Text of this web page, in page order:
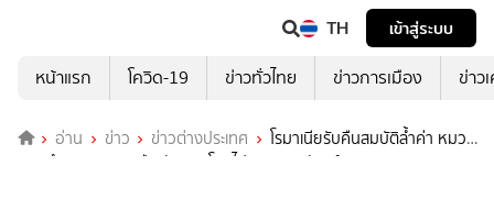
TH
เข้าสู่ระบบ
หน้าแรก
โควิด-19 ข่าวทั่วไทย ข่าวการเมือง ข่าว
อ่าน ข่าว ข่าวต่างประเทศ
โรมาเนียรับคืนสมบัติล้ำค่า หมวก
ทองคำอายุ 2,500 ปี หลังถูกขโมยไปจากพิพิธภัณฑ์